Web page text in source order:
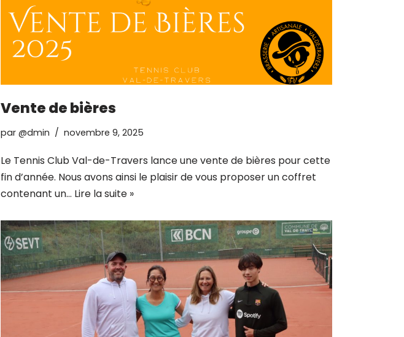
Vente de bières
par @dmin novembre 9, 2025
Le Tennis Club Val-de-Travers lance une vente de bières pour cette
fin d’année. Nous avons ainsi le plaisir de vous proposer un coffret
contenant un… Lire la suite »